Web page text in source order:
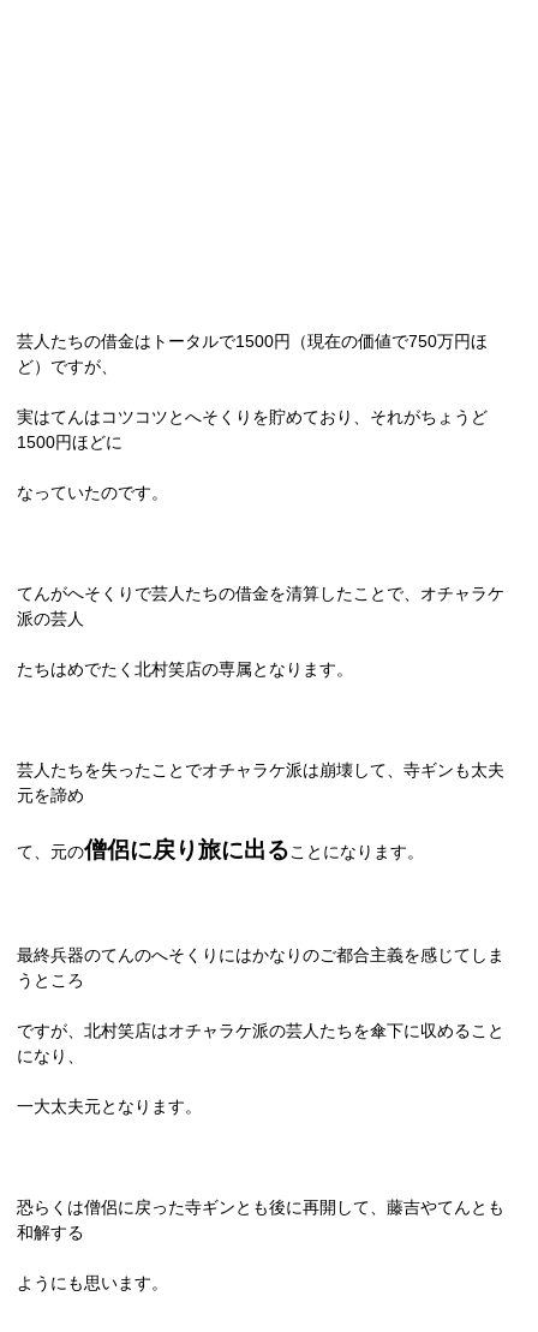
芸人たちの借金はトータルで1500円（現在の価値で750万円ほ
ど）ですが、
実はてんはコツコツとへそくりを貯めており、それがちょうど
1500円ほどに
なっていたのです。
てんがへそくりで芸人たちの借金を清算したことで、オチャラケ
派の芸人
たちはめでたく北村笑店の専属となります。
芸人たちを失ったことでオチャラケ派は崩壊して、寺ギンも太夫
元を諦め
て、元の僧侶に戻り旅に出ることになります。
最終兵器のてんのへそくりにはかなりのご都合主義を感じてしま
うところ
ですが、北村笑店はオチャラケ派の芸人たちを傘下に収めること
になり、
一大太夫元となります。
恐らくは僧侶に戻った寺ギンとも後に再開して、藤吉やてんとも
和解する
ようにも思います。